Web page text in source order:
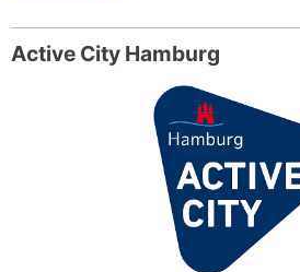
Active City Hamburg